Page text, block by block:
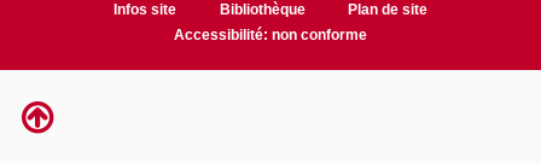
Infos site Bibliothèque
Plan de site
Accessibilité: non conforme